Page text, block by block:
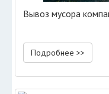
Вывоз мусора
Подробнее >>